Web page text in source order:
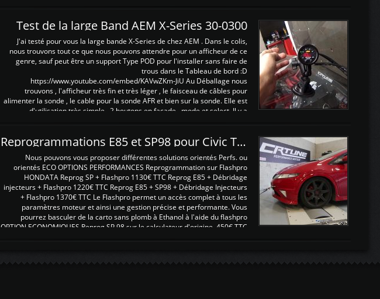
Test de la large Band AEM X-Series 30-0300
J'ai testé pour vous la large bande X-Series de chez AEM . Dans le colis,
nous trouvons tout ce que nous pouvons attendre pour un afficheur de ce
genre, sauf peut être un support Type POD pour l'installer sans faire de
trous dans le Tableau de bord :D
https://www.youtube.com/embed/KAVwZKm-JiU Au Déballage nous
trouvons , l'afficheur très fin et très léger , le faisceau de câbles pour
alimenter la sonde , le cable pour la sonde AFR et bien sur la sonde. Elle est
d'utilisation très simple , 2 boutons en façade , mode et select. Il y a
Reprogrammations E85 et SP98 pour Civic Type R FN2
Nous pouvons vous proposer différentes solutions orientés Perfs. ou
orientés ECO OPTIONS PERFORMANCES Reprogrammation sur Flashpro
HONDATA Reprog SP + Flashpro 1130€ TTC Reprog E85 + Débridage
injecteurs + Flashpro 1220€ TTC Reprog E85 + SP98 + Débridage Injecteurs
+ Flashpro 1370€ TTC Le Flashpro permet un accès complet à tous les
paramètres moteur et ainsi une gestion précise et performante. Vous
pourrez basculer de la carto sans plomb à Ethanol à l'aide du flashpro
OPTION ECONOMIQUES Reprog SP 98 sur le calculateur d'origine 450€ TTC